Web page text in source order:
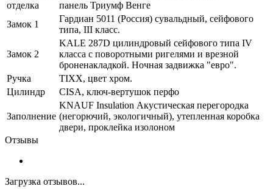
отделка
панель Триумф Венге
Замок 1
Гардиан 5011 (Россия) сувальдный, сейфового
типа, III класс.
Замок 2
KALE 287D цилиндровый сейфового типа IV
класса с поворотными ригелями и врезной
броненакладкой. Ночная задвижка "евро".
Ручка
TIXX, цвет хром.
Цилиндр
CISA, ключ-вертушок перфо
Заполнение
KNAUF Insulation Акустическая перегородка
(негорючий, экологичный), утепленная коробка
двери, проклейка изолоном
Отзывы
Загрузка отзывов...